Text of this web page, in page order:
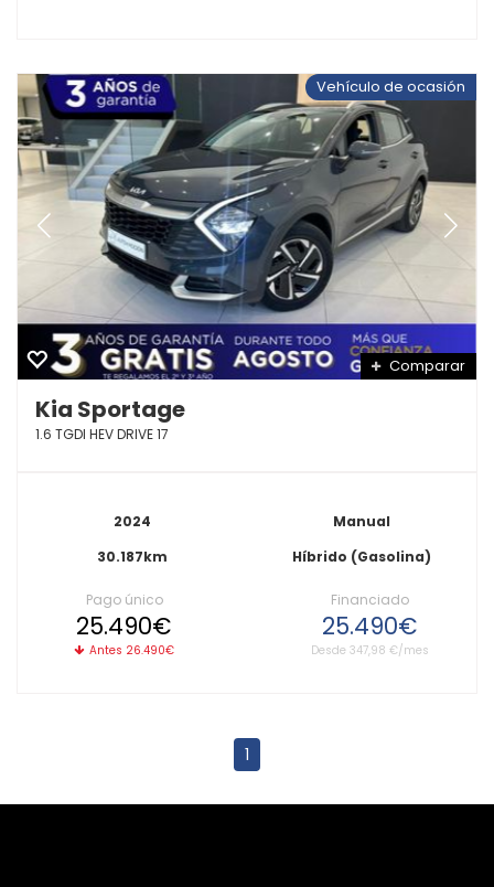
Vehículo de ocasión
Comparar
Kia Sportage
1.6 TGDI HEV DRIVE 17
2024
30.187km
Manual
Híbrido (Gasolina)
Pago único
25.490€
Antes 26.490€
Financiado
25.490€
Desde 347,98 €/mes
1